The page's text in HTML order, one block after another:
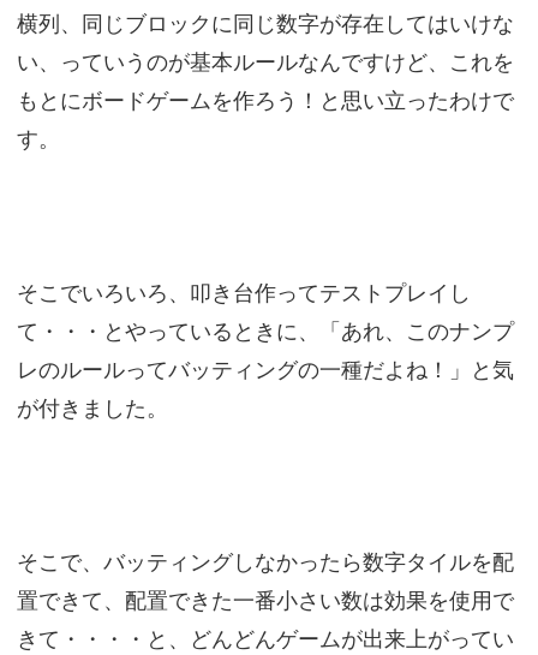
横列、同じブロックに同じ数字が存在してはいけな
い、っていうのが基本ルールなんですけど、これを
もとにボードゲームを作ろう！と思い立ったわけで
す。
そこでいろいろ、叩き台作ってテストプレイし
て・・・とやっているときに、「あれ、このナンプ
レのルールってバッティングの一種だよね！」と気
が付きました。
そこで、バッティングしなかったら数字タイルを配
置できて、配置できた一番小さい数は効果を使用で
きて・・・・と、どんどんゲームが出来上がってい